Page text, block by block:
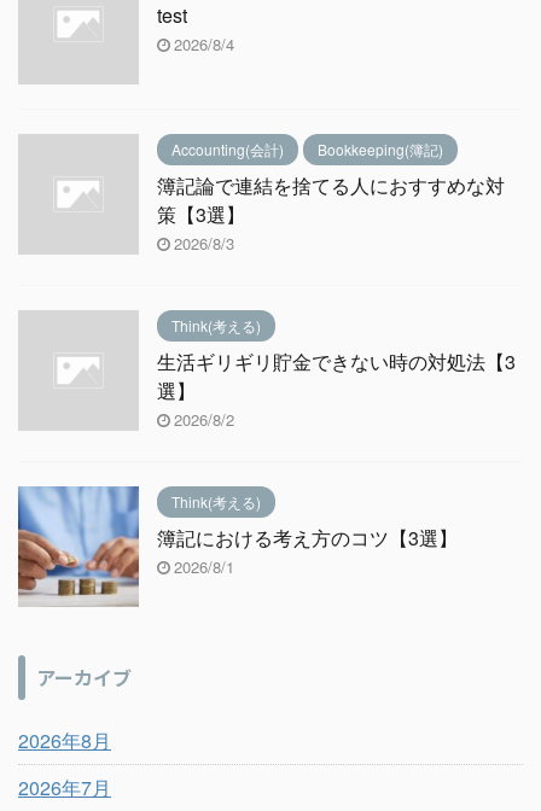
test
2026/8/4
Accounting(会計) Bookkeeping(簿記)
簿記論で連結を捨てる人におすすめな対
策【3選】
2026/8/3
Think(考える)
生活ギリギリ貯金できない時の対処法【3
選】
2026/8/2
Think(考える)
簿記における考え方のコツ【3選】
2026/8/1
アーカイブ
2026年8月
2026年7月